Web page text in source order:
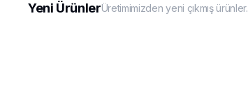
Yeni ÜrünlerÜretimimizden yeni çıkmış ürünler.